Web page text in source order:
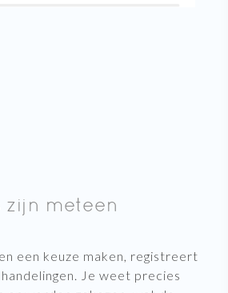
zijn meteen
een keuze maken, registreert
Je weet precies